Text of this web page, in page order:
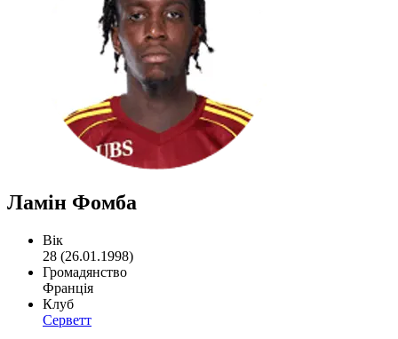
Ламін Фомба
Вік
28 (26.01.1998)
Громадянство
Франція
Клуб
Серветт